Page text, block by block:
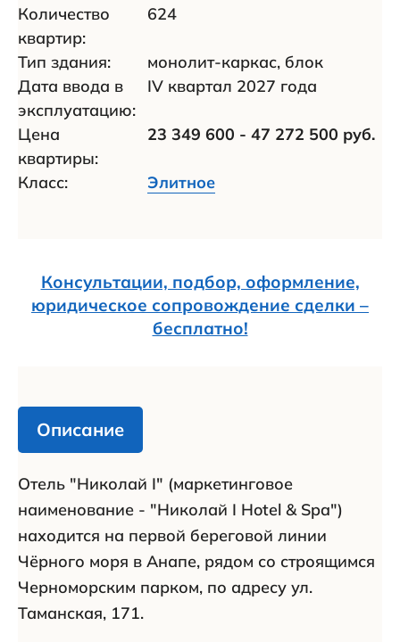
Количество
квартир:
624
Тип здания:
монолит-каркас, блок
Дата ввода в
эксплуатацию:
IV квартал 2027 года
Цена
квартиры:
23 349 600 - 47 272 500 руб.
Класс: Элитное
Консультации, подбор, оформление,
юридическое сопровождение сделки –
бесплатно!
Описание
Отель "Николай I" (маркетинговое
наименование - "Николай I Hotel & Spa")
находится на первой береговой линии
Чёрного моря в Анапе, рядом со строящимся
Черноморским парком, по адресу ул.
Таманская, 171.